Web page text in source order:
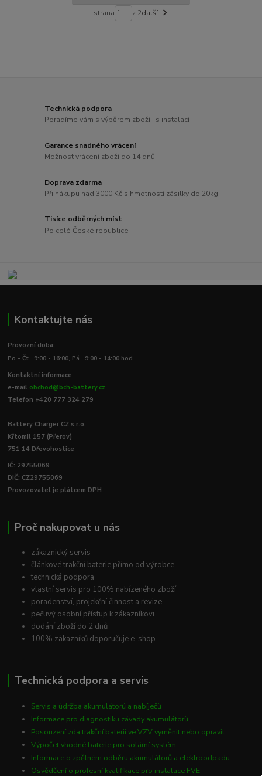
strana z 2další
Technická podpora
Poradíme vám s výběrem zboží i s instalací
Garance snadného vrácení
Možnost vrácení zboží do 14 dnů
Doprava zdarma
Při nákupu nad 3000 Kč s hmotností zásilky do 20kg
Tisíce odběrných míst
Po celé České republice
Kontaktujte nás
Provozní doba:
Po - Čt 9:00 - 16:00, Pá 9:00 - 14:00 hod
Kontaktní informace
e-mail obchod@bch-battery.cz
Telefon +420 777 324 279
Battery Charger CZ s.r.o.
Křtomil 157 (Přerov)
751 14 Dřevohostice
IČ: 29755069
DIČ: CZ29755069
Provozovatel je plátcem DPH
Proč nakupovat u nás
zákaznický servis
článkové trakční baterie přímo od výrobce
technická podpora
vlastní servis pro 100% nabízeného zboží
poradenství, projekční činnost a revize
pečlivý osobní přístup k zákazníkovi
dodání zboží do 2 dnů
100% zákazníků doporučuje e-shop
Technická podpora a servis
Servis a údržba akumulátorů a nabíječů
Informace pro diagnostiku závady akumulátorů
Posouzení zda trakční baterii ve VZV vyměnit nebo opravit
Výpočet vhodné baterie pro solární systém
Informace o zpětném odběru akumulátorů a elektroodpadu
Osvědčení o profesní kvalifikace pro instalace FVE